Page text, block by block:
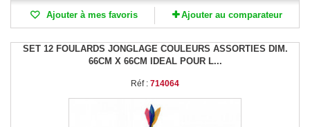
Ajouter à mes favoris Ajouter au comparateur
SET 12 FOULARDS JONGLAGE COULEURS ASSORTIES DIM.
66CM X 66CM IDEAL POUR L...
Réf : 714064